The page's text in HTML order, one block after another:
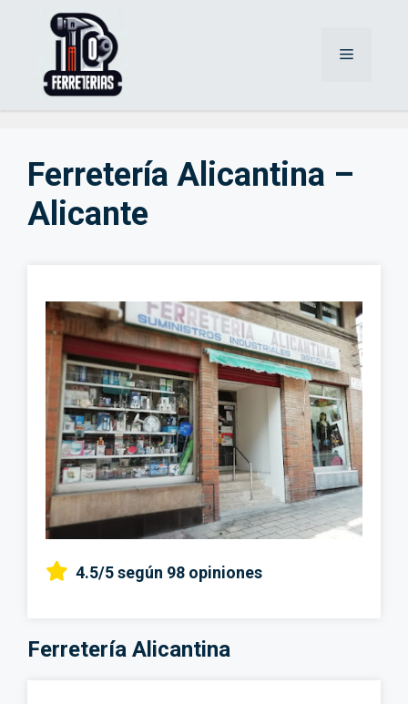
Menú
Ferretería Alicantina –
Alicante
4.5/5según 98 opiniones
Ferretería Alicantina